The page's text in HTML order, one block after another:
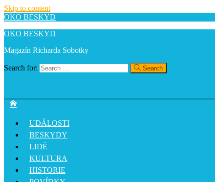
Skip to content
OKO BESKYD
OKO BESKYD
Magazín Richarda Sobotky
Search for: Search
UDÁLOSTI
BESKYDY
LIDÉ
KULTURA
HISTORIE